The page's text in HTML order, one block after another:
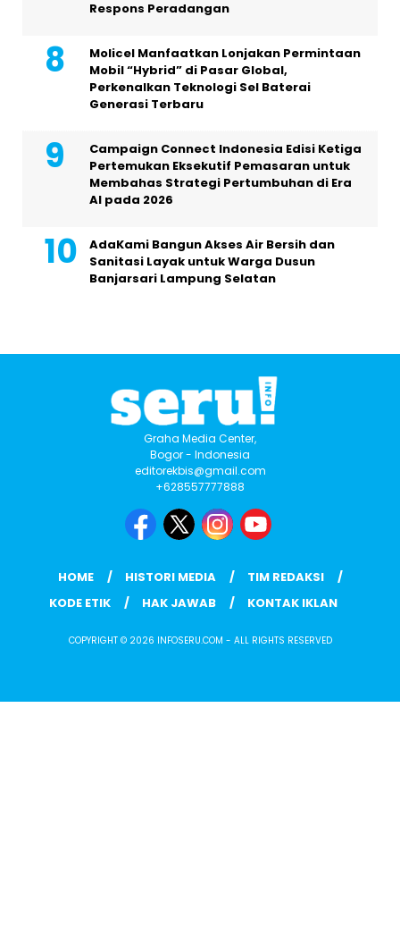
Respons Peradangan
Molicel Manfaatkan Lonjakan Permintaan
Mobil “Hybrid” di Pasar Global,
Perkenalkan Teknologi Sel Baterai
Generasi Terbaru
Campaign Connect Indonesia Edisi Ketiga
Pertemukan Eksekutif Pemasaran untuk
Membahas Strategi Pertumbuhan di Era
AI pada 2026
AdaKami Bangun Akses Air Bersih dan
Sanitasi Layak untuk Warga Dusun
Banjarsari Lampung Selatan
Graha Media Center,
Bogor - Indonesia
editorekbis@gmail.com
+628557777888
HOME HISTORI MEDIA
TIM REDAKSI
KODE ETIK
HAK JAWAB KONTAK IKLAN
COPYRIGHT © 2026 INFOSERU.COM - ALL RIGHTS RESERVED